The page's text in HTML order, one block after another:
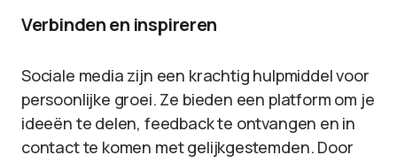
Verbinden en inspireren
Sociale media zijn een krachtig hulpmiddel voor
persoonlijke groei. Ze bieden een platform om je
ideeën te delen, feedback te ontvangen en in
contact te komen met gelijkgestemden. Door